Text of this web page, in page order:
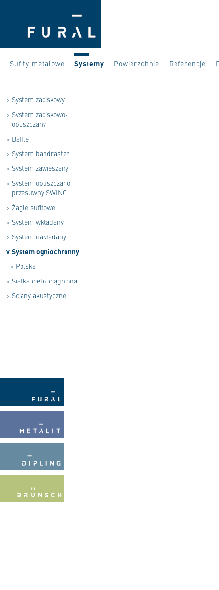
Sufity metalowe Systemy Powierzchnie Referencje
> System zaciskowy
> System zaciskowo-
opuszczany
> Baffle
> System bandraster
> System zawieszany
> System opuszczano-
przesuwny SWING
> Żagle sufitowe
> System wkładany
> System nakładany
v System ogniochronny
> Polska
> Siatka cięto-ciągniona
> Ściany akustyczne